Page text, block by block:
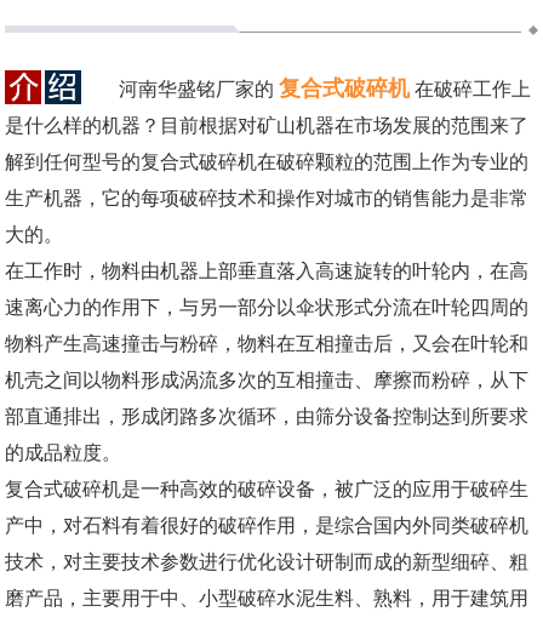
河南华盛铭厂家的 复合式破碎机 在破碎工作上
是什么样的机器？目前根据对矿山机器在市场发展的范围来了
解到任何型号的复合式破碎机在破碎颗粒的范围上作为专业的
生产机器，它的每项破碎技术和操作对城市的销售能力是非常
大的。
在工作时，物料由机器上部垂直落入高速旋转的叶轮内，在高
速离心力的作用下，与另一部分以伞状形式分流在叶轮四周的
物料产生高速撞击与粉碎，物料在互相撞击后，又会在叶轮和
机壳之间以物料形成涡流多次的互相撞击、摩擦而粉碎，从下
部直通排出，形成闭路多次循环，由筛分设备控制达到所要求
的成品粒度。
复合式破碎机是一种高效的破碎设备，被广泛的应用于破碎生
产中，对石料有着很好的破碎作用，是综合国内外同类破碎机
技术，对主要技术参数进行优化设计研制而成的新型细碎、粗
磨产品，主要用于中、小型破碎水泥生料、熟料，用于建筑用